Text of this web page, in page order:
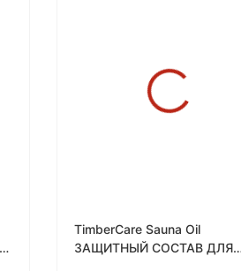
TimberCare Sauna Oil
ЗАЩИТНЫЙ СОСТАВ ДЛЯ